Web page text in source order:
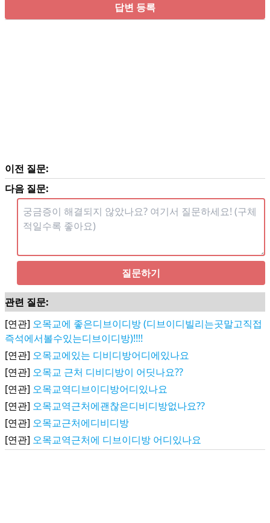
답변 등록
이전 질문:
다음 질문:
질문하기
관련 질문:
[연관] 오목교에 좋은디브이디방 (디브이디빌리는곳말고직접
즉석에서볼수있는디브이디방)!!!!
[연관] 오목교에있는 디비디방어디에있나요
[연관] 오목교 근처 디비디방이 어딧나요??
[연관] 오목교역디브이디방어디있나요
[연관] 오목교역근처에괜찮은디비디방없나요??
[연관] 오목교근처에디비디방
[연관] 오목교역근처에 디브이디방 어디있나요